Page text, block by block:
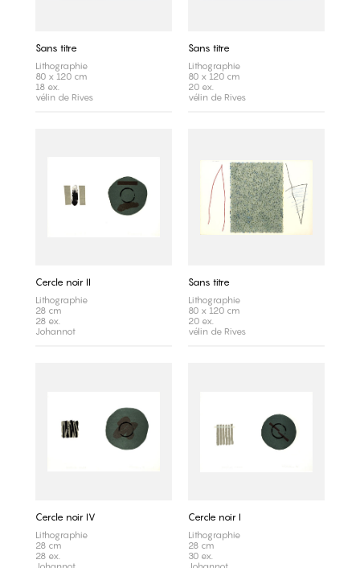
Sans titre
Lithographie
80 x 120 cm
18 ex.
vélin de Rives
Sans titre
Lithographie
80 x 120 cm
20 ex.
vélin de Rives
Cercle noir II
Lithographie
28 cm
28 ex.
Johannot
Sans titre
Lithographie
80 x 120 cm
20 ex.
vélin de Rives
Cercle noir IV
Lithographie
28 cm
28 ex.
Cercle noir I
Lithographie
28 cm
30 ex.